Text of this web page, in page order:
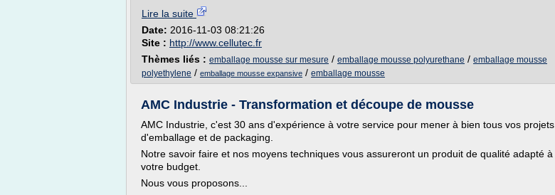
Lire la suite
Date: 2016-11-03 08:21:26
Site : http://www.cellutec.fr
Thèmes liés : emballage mousse sur mesure / emballage mousse polyurethane / emballage mousse
polyethylene / emballage mousse expansive / emballage mousse
AMC Industrie - Transformation et découpe de mousse
AMC Industrie, c'est 30 ans d'expérience à votre service pour mener à bien tous vos projets
d'emballage et de packaging.
Notre savoir faire et nos moyens techniques vous assureront un produit de qualité adapté à
votre budget.
Nous vous proposons...